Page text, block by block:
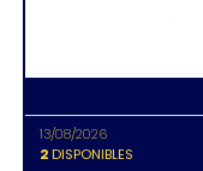
13/08/2026
2DISPONIBLES